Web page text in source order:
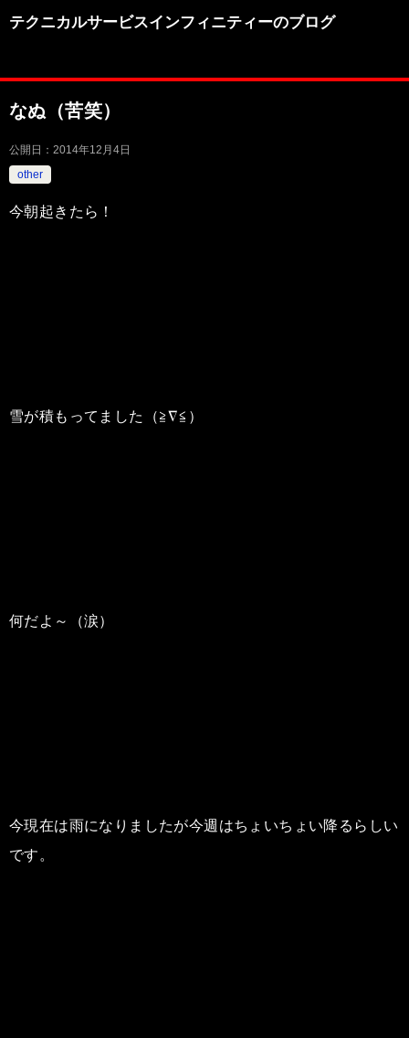
テクニカルサービスインフィニティーのブログ
なぬ（苦笑）
公開日： 2014年12月4日
other
今朝起きたら！
雪が積もってました（≧∇≦）
何だよ～（涙）
今現在は雨になりましたが今週はちょいちょい降るらしい
です。